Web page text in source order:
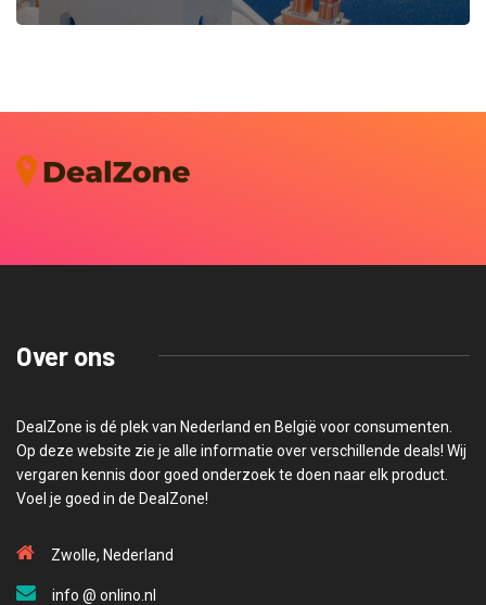
Over ons
DealZone is dé plek van Nederland en België voor consumenten.
Op deze website zie je alle informatie over verschillende deals! Wij
vergaren kennis door goed onderzoek te doen naar elk product.
Voel je goed in de DealZone!
Zwolle, Nederland
info @ onlino.nl